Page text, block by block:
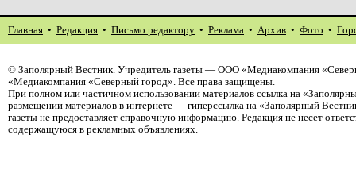
Главная • Редакция • Письмо редактору • Реклама • Архив • Фото •
© Заполярный Вестник. Учредитель газеты — ООО «Медиакомпания
«Медиакомпания «Северный город». Все права защищены.
При полном или частичном использовании материалов ссылка на
размещении материалов в интернете — гиперссылка на «Заполярный
газеты не предоставляет справочную информацию. Редакция не несет
содержащуюся в рекламных объявлениях.